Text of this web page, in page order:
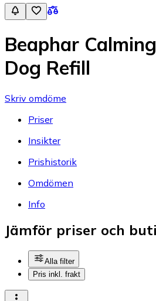
Beaphar
Dog Refill
Skriv omdöme
Priser
Insikter
Prishistorik
Omdömen
Info
Jämför priser och
Alla filter
Pris inkl. frakt